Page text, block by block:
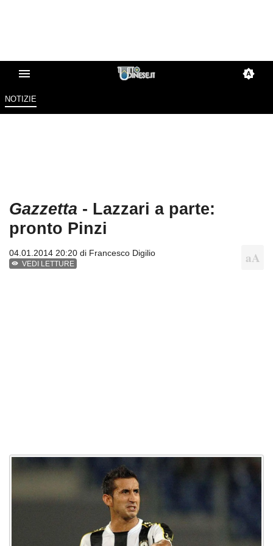
NOTIZIE
Gazzetta - Lazzari a parte:
pronto Pinzi
04.01.2014 20:20 di Francesco Digilio
VEDI LETTURE